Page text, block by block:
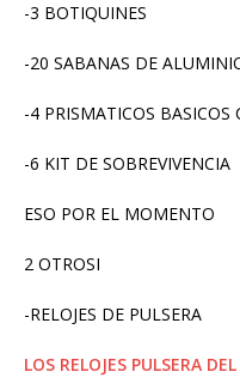
-3 BOTIQUINES
-20 SABANAS DE
-4 PRISMATICOS
-6 KIT DE SOBREVIVENCIA
ESO POR EL MOMENTO
2 OTROSI
-RELOJES DE PULSERA
LOS RELOJES PULSERA